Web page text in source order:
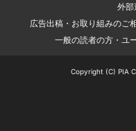
外部
広告出稿・お取り組みのご
一般の読者の方・ユ
Copyright (C) PIA